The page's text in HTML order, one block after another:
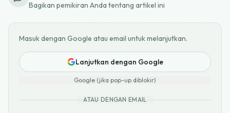
Bagikan pemikiran Anda tentang artikel ini
Masuk dengan Google atau email untuk melanjutkan.
Lanjutkan dengan Google
Google (jika pop-up diblokir)
ATAU DENGAN EMAIL